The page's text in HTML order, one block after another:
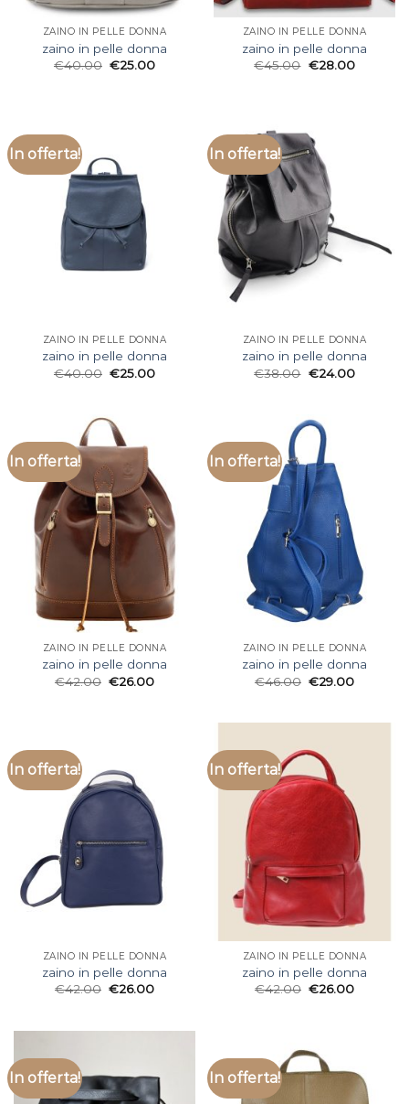
ZAINO IN PELLE DONNA
zaino in pelle donna
€40.00 €25.00
ZAINO IN PELLE DONNA
zaino in pelle donna
€45.00 €28.00
In offerta!
ZAINO IN PELLE DONNA
zaino in pelle donna
€40.00 €25.00
In offerta!
ZAINO IN PELLE DONNA
zaino in pelle donna
€38.00 €24.00
In offerta!
ZAINO IN PELLE DONNA
zaino in pelle donna
€42.00 €26.00
In offerta!
ZAINO IN PELLE DONNA
zaino in pelle donna
€46.00 €29.00
In offerta!
ZAINO IN PELLE DONNA
zaino in pelle donna
€42.00 €26.00
In offerta!
ZAINO IN PELLE DONNA
zaino in pelle donna
€42.00 €26.00
In offerta! In offerta!